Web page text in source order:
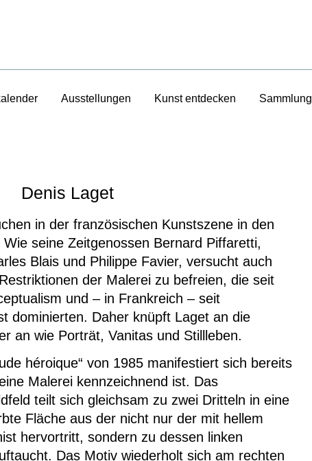
Ausstellungen Kunst entdecken Sammlung
Denis Laget
in der französischen Kunstszene in den
seine Zeitgenossen Bernard Piffaretti,
Blais und Philippe Favier, versucht auch
der Malerei zu befreien, die seit
und – in Frankreich – seit
dominierten. Daher knüpft Laget an die
an wie Porträt, Vanitas und Stillleben.
héroique“ von 1985 manifestiert sich bereits
Malerei kennzeichnend ist. Das
teilt sich gleichsam zu zwei Dritteln in eine
Fläche aus der nicht nur der mit hellem
hervortritt, sondern zu dessen linken
Das Motiv wiederholt sich am rechten